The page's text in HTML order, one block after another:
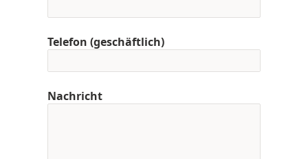
Telefon (geschäftlich)
Nachricht